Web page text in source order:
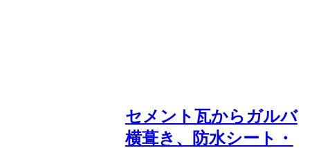
セメント瓦からガルバ
横葺き、防水シート・